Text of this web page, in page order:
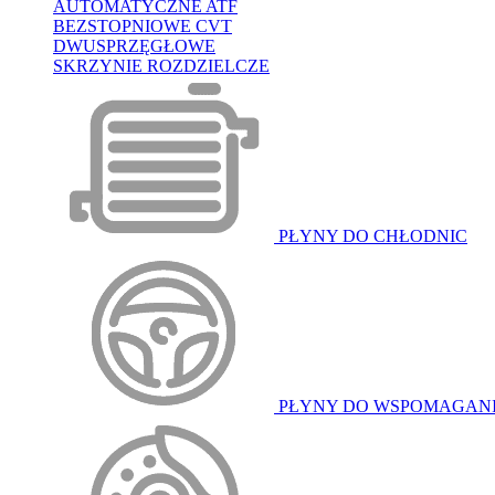
AUTOMATYCZNE ATF
BEZSTOPNIOWE CVT
DWUSPRZĘGŁOWE
SKRZYNIE ROZDZIELCZE
PŁYNY DO CHŁODNIC
PŁYNY DO